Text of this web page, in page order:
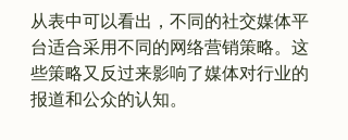
从表中可以看出，不同的社交媒体平
台适合采用不同的网络营销策略。这
些策略又反过来影响了媒体对行业的